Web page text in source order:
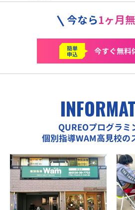
今なら1ヶ月
簡単
申込 今すぐ無料
QUREOプログラミ
個別指導WAM高見校の